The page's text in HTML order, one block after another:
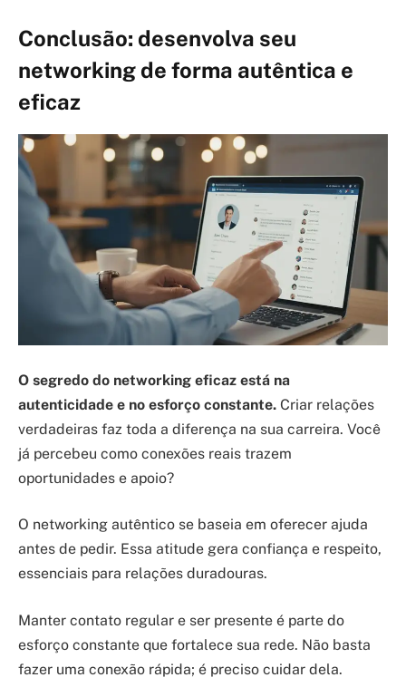
Conclusão: desenvolva seu
networking de forma autêntica e
eficaz
O segredo do networking eficaz está na
autenticidade e no esforço constante. Criar relações
verdadeiras faz toda a diferença na sua carreira. Você
já percebeu como conexões reais trazem
oportunidades e apoio?
O networking autêntico se baseia em oferecer ajuda
antes de pedir. Essa atitude gera confiança e respeito,
essenciais para relações duradouras.
Manter contato regular e ser presente é parte do
esforço constante que fortalece sua rede. Não basta
fazer uma conexão rápida; é preciso cuidar dela.